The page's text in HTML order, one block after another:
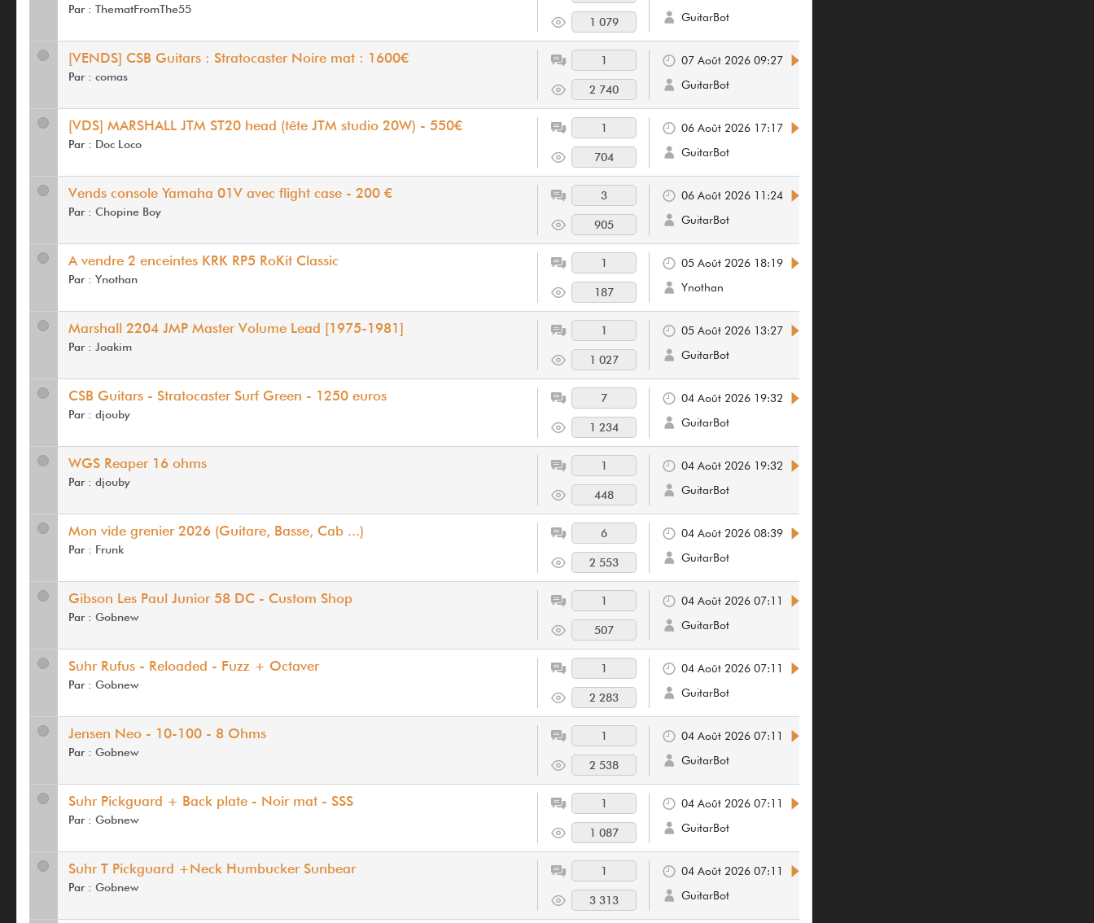
Par :ThematFromThe55
1 079
GuitarBot
[VENDS] CSB Guitars : Stratocaster Noire mat : 1600€
Par :comas
1
2 740
07 Août 2026 09:27
GuitarBot
[VDS] MARSHALL JTM ST20 head (tête JTM studio 20W) - 550€
Par : Doc Loco
1
704
06 Août 2026 17:17
GuitarBot
Vends console Yamaha 01V avec flight case - 200 €
Par :Chopine Boy
3
905
06 Août 2026 11:24
GuitarBot
A vendre 2 enceintes KRK RP5 RoKit Classic
Par :Ynothan
1
187
05 Août 2026 18:19
Ynothan
Marshall 2204 JMP Master Volume Lead [1975-1981]
Par :Joakim
1
1 027
05 Août 2026 13:27
GuitarBot
CSB Guitars - Stratocaster Surf Green - 1250 euros
Par :djouby
7
1 234
04 Août 2026 19:32
GuitarBot
WGS Reaper 16 ohms
Par :djouby
1
448
04 Août 2026 19:32
GuitarBot
Mon vide grenier 2026 (Guitare, Basse, Cab ...)
Par : Frunk
6
2 553
04 Août 2026 08:39
GuitarBot
Gibson Les Paul Junior 58 DC - Custom Shop
Par :Gobnew
1
507
04 Août 2026 07:11
GuitarBot
Suhr Rufus - Reloaded - Fuzz + Octaver
Par :Gobnew
1
2 283
04 Août 2026 07:11
GuitarBot
Jensen Neo - 10-100 - 8 Ohms
Par :Gobnew
1
2 538
04 Août 2026 07:11
GuitarBot
Suhr Pickguard + Back plate - Noir mat - SSS
Par :Gobnew
1
1 087
04 Août 2026 07:11
GuitarBot
Suhr T Pickguard +Neck Humbucker Sunbear
Par :Gobnew
1
3 313
04 Août 2026 07:11
GuitarBot